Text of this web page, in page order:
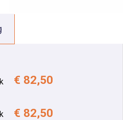
€ 82,50
€ 82,50